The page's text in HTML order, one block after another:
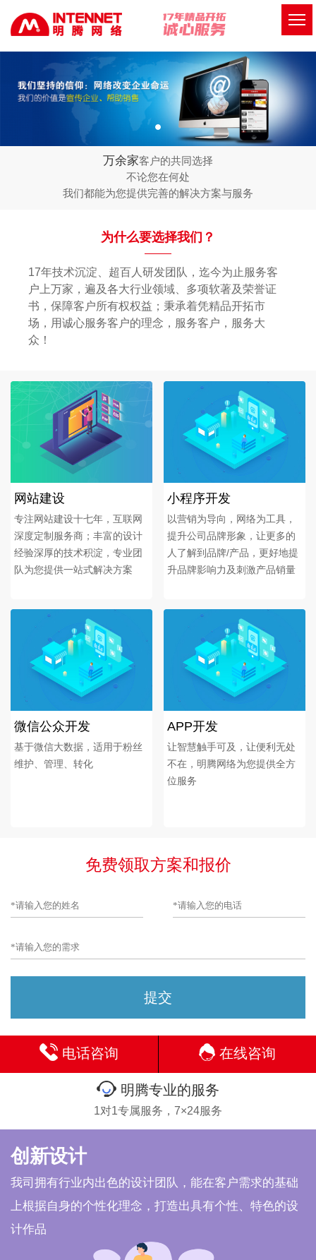
万余家客户的共同选择
不论您在何处
我们都能为您提供完善的解决方案与服务
为什么要选择我们？
17年技术沉淀、超百人研发团队，迄今为止服务客
户上万家，遍及各大行业领域、多项软著及荣誉证
书，保障客户所有权权益；秉承着凭精品开拓市
场，用诚心服务客户的理念，服务客户，服务大
众！
网站建设
专注网站建设十七年，互联网
深度定制服务商；丰富的设计
经验深厚的技术积淀，专业团
队为您提供一站式解决方案
小程序开发
以营销为导向，网络为工具，
提升公司品牌形象，让更多的
人了解到品牌/产品，更好地提
升品牌影响力及刺激产品销量
微信公众开发
基于微信大数据，适用于粉丝
维护、管理、转化
APP开发
让智慧触手可及，让便利无处
不在，明腾网络为您提供全方
位服务
免费领取方案和报价
电话咨询 在线咨询
明腾专业的服务
1对1专属服务，7×24服务
创新设计
我司拥有行业内出色的设计团队，能在客户需求的基础
上根据自身的个性化理念，打造出具有个性、特色的设
计作品